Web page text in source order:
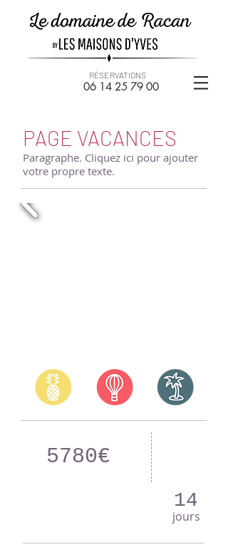
RÉSERVATIONS
06 14 25 79 00
PAGE VACANCES
Paragraphe. Cliquez ici pour ajouter
votre propre texte.
5780€
14
jours